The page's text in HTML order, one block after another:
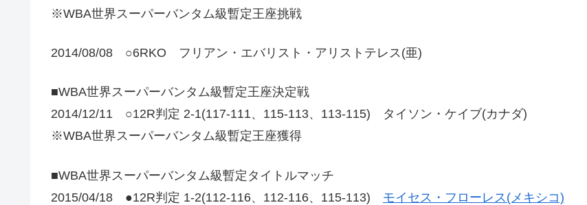
※WBA世界スーパーバンタム級暫定王座挑戦
2014/08/08 ○6RKO フリアン・エバリスト・アリストテレス(亜)
■WBA世界スーパーバンタム級暫定王座決定戦
2014/12/11 ○12R判定 2-1(117-111、115-113、113-115) タイソン・ケイブ(カナダ)
※WBA世界スーパーバンタム級暫定王座獲得
■WBA世界スーパーバンタム級暫定タイトルマッチ
2015/04/18 ●12R判定 1-2(112-116、112-116、115-113) モイセス・フローレス(メキシコ)